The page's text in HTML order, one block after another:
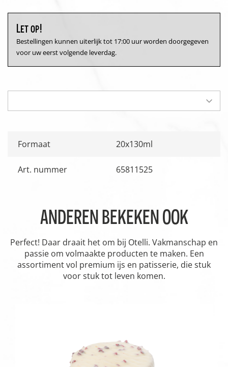
Let op!
Bestellingen kunnen uiterlijk tot 17:00 uur worden doorgegeven
voor uw eerst volgende leverdag.
Formaat 20x130ml
Art. nummer 65811525
ANDEREN BEKEKEN OOK
Perfect! Daar draait het om bij Otelli. Vakmanschap en
passie om volmaakte producten te maken. Een
assortiment vol premium ijs en patisserie, die stuk
voor stuk tot leven komen.